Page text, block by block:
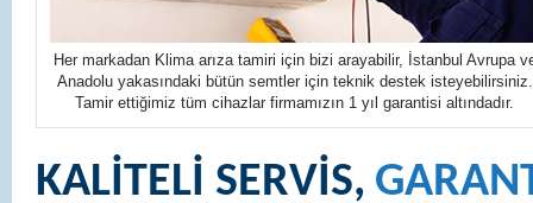
Her markadan Klima arıza tamiri için bizi arayabilir, İstanbul Avrupa
Anadolu yakasındaki bütün semtler için teknik destek isteyebilirsiniz.
Tamir ettiğimiz tüm cihazlar firmamızın 1 yıl garantisi altındadır.
KALİTELİ SERVİS,